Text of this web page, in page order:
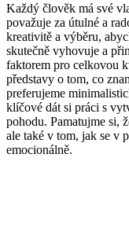
Každý člověk má své
považuje za útulné a
kreativitě a výběru,
skutečně vyhovuje a
faktorem pro celkovou
představy o tom, co
preferujeme
klíčové dát si práci s
pohodu. Pamatujme si,
ale také v tom, jak se v
emocionálně.